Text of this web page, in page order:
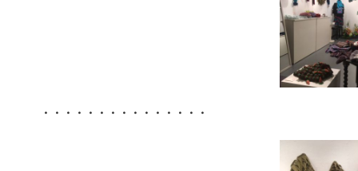
・・・・・・・・・・・・・・・